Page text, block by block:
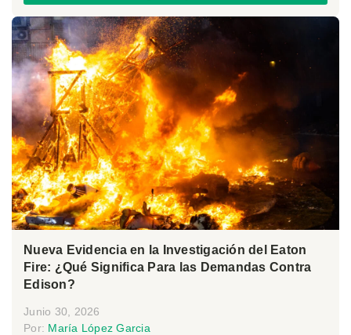
Nueva Evidencia en la Investigación del Eaton
Fire: ¿Qué Significa Para las Demandas Contra
Edison?
Junio 30, 2026
Por: María López Garcia